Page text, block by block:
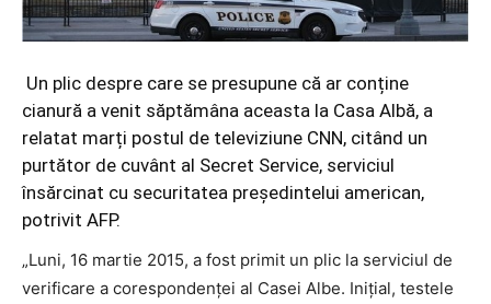
Un plic despre care se presupune că ar conține
cianură a venit săptămâna aceasta la Casa Albă, a
relatat marți postul de televiziune CNN, citând un
purtător de cuvânt al Secret Service, serviciul
însărcinat cu securitatea președintelui american,
potrivit AFP.
„Luni, 16 martie 2015, a fost primit un plic la serviciul de
verificare a corespondenţei al Casei Albe. Iniţial, testele